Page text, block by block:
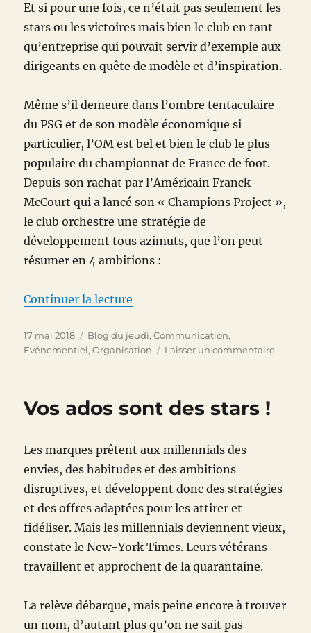
Et si pour une fois, ce n’était pas seulement les
stars ou les victoires mais bien le club en tant
qu’entreprise qui pouvait servir d’exemple aux
dirigeants en quête de modèle et d’inspiration.
Même s’il demeure dans l’ombre tentaculaire
du PSG et de son modèle économique si
particulier, l’OM est bel et bien le club le plus
populaire du championnat de France de foot.
Depuis son rachat par l’Américain Franck
McCourt qui a lancé son « Champions Project »,
le club orchestre une stratégie de
développement tous azimuts, que l’on peut
résumer en 4 ambitions :
Continuer la lecture
Publié
le
17 mai 2018 Catégories
Blog du jeudi,Communication,
Evénementiel,Organisation Laisser un commentairesur
Vos ados sont des stars !
Les marques prêtent aux millennials des
envies, des habitudes et des ambitions
disruptives, et développent donc des stratégies
et des offres adaptées pour les attirer et
fidéliser. Mais les millennials deviennent vieux,
constate le New-York Times. Leurs vétérans
travaillent et approchent de la quarantaine.
La relève débarque, mais peine encore à trouver
un nom, d’autant plus qu’on ne sait pas